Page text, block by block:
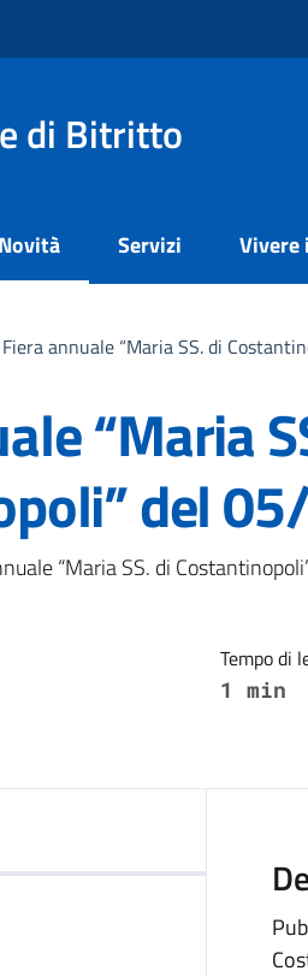
di Bitritto
Novità Servizi Vivere
Fiera annuale “Maria SS. di
“Maria
del
notizia
“Maria SS. di
Tempo di
1 min